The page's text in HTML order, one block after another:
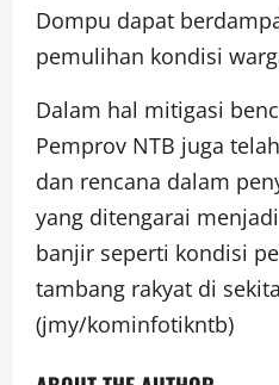
Dompu dapat
pemulihan kondisi
Dalam hal mitigasi
Pemprov NTB juga
dan rencana dalam
yang ditengarai
banjir seperti kondisi
tambang rakyat di
(jmy/kominfotikntb)